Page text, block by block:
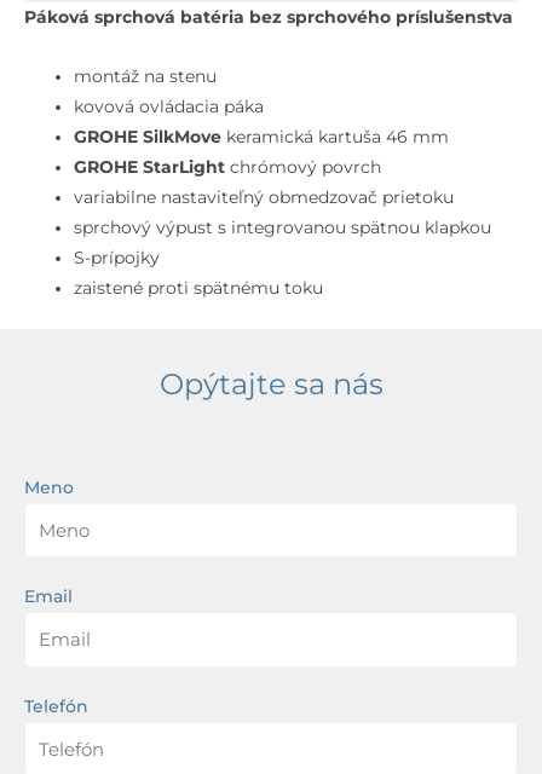
Sprchová
chróm
Páková sprchová batéria bez sprchového príslušenstva
montáž na stenu
kovová ovládacia páka
GROHE SilkMove keramická kartuša 46 mm
GROHE StarLight chrómový povrch
variabilne nastaviteľný obmedzovač prietoku
sprchový výpust s integrovanou spätnou klapkou
S-prípojky
zaistené proti spätnému toku
Opýtajte sa nás
Meno
Email
Telefón